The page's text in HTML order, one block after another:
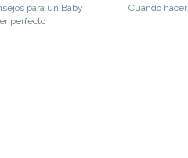
para un Baby
perfecto
Cuándo